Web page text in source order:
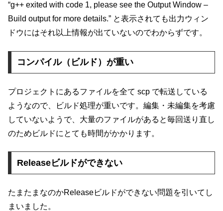
“g++ exited with code 1, please see the Output Window –
Build output for more details.” と表示されても出力ウィン
ドウにはそれ以上情報が出ていないのでわからずです。
コンパイル（ビルド）が重い
プロジェクトにあるファイルを全て scp で転送している
ようなので、ビルド処理が重いです。編集・未編集を考慮
していないようで、大量のファイルがあると毎回送り直し
のためビルドにとても時間がかかります。
Releaseビルドができない
たまたまなのかReleaseビルドができない問題を引いてし
まいました。